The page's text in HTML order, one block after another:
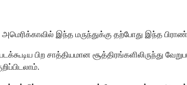
இந்த மருந்துக்கு தற்போது இந்த
பிற சாத்தியமான சூத்திரங்களிலிருந்து